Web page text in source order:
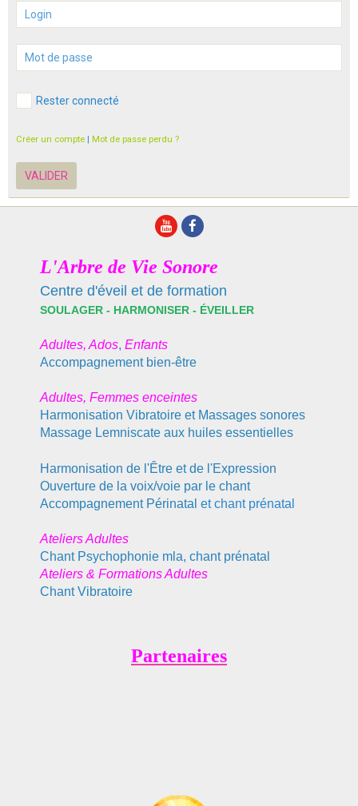
Rester connecté
Créer un compte Mot de passe perdu ?
VALIDER
L'Arbre de Vie Sonore
Centre d'éveil et de formation
SOULAGER - HARMONISER - ÉVEILLER
Adultes, Ados, Enfants
Accompagnement bien-être
Adultes, Femmes enceintes
Harmonisation Vibratoire et Massages sonores
Massage Lemniscate aux huiles essentielles
Harmonisation de l'Être et de l'Expression
Ouverture de la voix/voie par le chant
Accompagnement Périnatal et chant prénatal
Ateliers Adultes
Chant Psychophonie mla, chant prénatal
Ateliers & Formations Adultes
Chant Vibratoire
Partenaires